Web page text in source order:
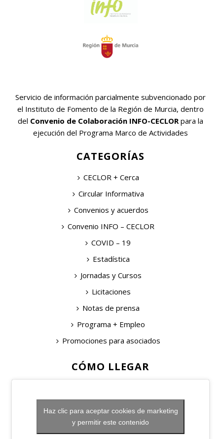
Servicio de información parcialmente subvencionado por
el Instituto de Fomento de la Región de Murcia, dentro
del Convenio de Colaboración INFO-CECLOR para la
ejecución del Programa Marco de Actividades
CATEGORÍAS
CECLOR + Cerca
Circular Informativa
Convenios y acuerdos
Convenio INFO – CECLOR
COVID – 19
Estadística
Jornadas y Cursos
Licitaciones
Notas de prensa
Programa + Empleo
Promociones para asociados
CÓMO LLEGAR
Haz clic para aceptar cookies de marketing
y permitir este contenido